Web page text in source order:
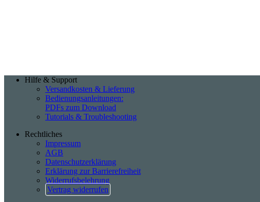
Hilfe & Support
Versandkosten & Lieferung
Bedienungsanleitungen:
PDFs zum Download
Tutorials & Troubleshooting
Rechtliches
Impressum
AGB
Datenschutzerklärung
Erklärung zur Barrierefreiheit
Widerrufsbelehrung
Vertrag widerrufen